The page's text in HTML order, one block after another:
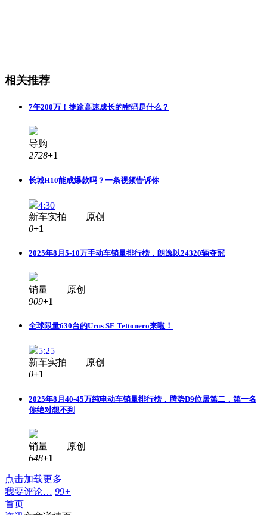
相关推荐
7年200万！捷途高速成长的密码是什么？
导购
2728+1
长城H10能成爆款吗？一条视频告诉你
4:30
新车实拍 原创
0+1
2025年8月5-10万手动车销量排行榜，朗逸以24320辆夺冠
销量 原创
909+1
全球限量630台的Urus SE Tettonero来啦！
5:25
新车实拍 原创
0+1
2025年8月40-45万纯电动车销量排行榜，腾势D9位居第二，第一名
你绝对想不到
销量 原创
648+1
点击加载更多
我要评论… 99+
首页